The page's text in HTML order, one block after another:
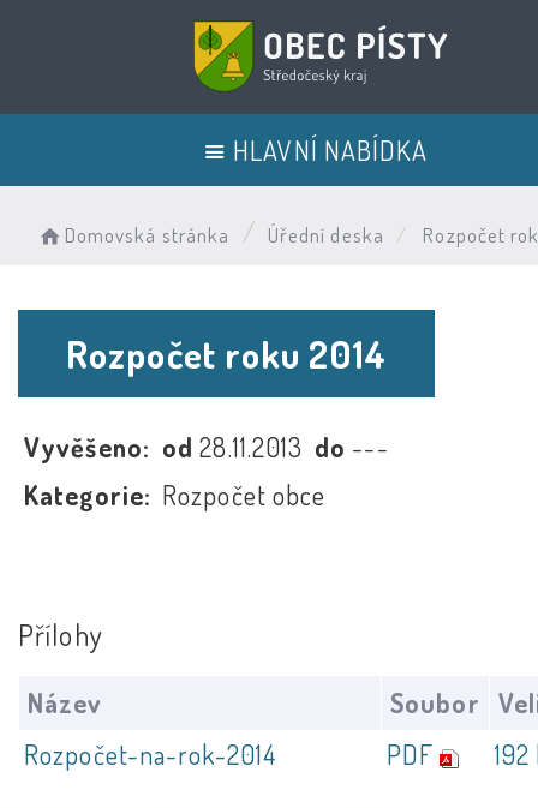
HLAVNÍ NABÍDKA
Domovská stránka Úřední deska Rozpočet
Rozpočet roku 2014
Vyvěšeno: od28.11.2013 do ---
Kategorie: Rozpočet obce
Přílohy
Název Soubor
Rozpočet-na-rok-2014
PDF